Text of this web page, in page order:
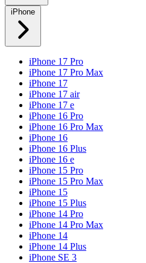
iPhone
iPhone 17 Pro
iPhone 17 Pro Max
iPhone 17
iPhone 17 air
iPhone 17 e
iPhone 16 Pro
iPhone 16 Pro Max
iPhone 16
iPhone 16 Plus
iPhone 16 e
iPhone 15 Pro
iPhone 15 Pro Max
iPhone 15
iPhone 15 Plus
iPhone 14 Pro
iPhone 14 Pro Max
iPhone 14
iPhone 14 Plus
iPhone SE 3